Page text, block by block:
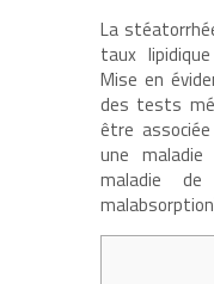
La
taux
Mise en
des tests
être
une
maladie de